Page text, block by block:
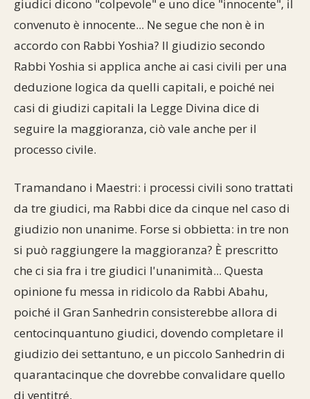
giudici dicono "colpevole" e uno dice "innocente", il
convenuto è innocente... Ne segue che non è in
accordo con Rabbi Yoshia? Il giudizio secondo
Rabbi Yoshia si applica anche ai casi civili per una
deduzione logica da quelli capitali, e poiché nei
casi di giudizi capitali la Legge Divina dice di
seguire la maggioranza, ciò vale anche per il
processo civile.
Tramandano i Maestri: i processi civili sono trattati
da tre giudici, ma Rabbi dice da cinque nel caso di
giudizio non unanime. Forse si obbietta: in tre non
si può raggiungere la maggioranza? È prescritto
che ci sia fra i tre giudici l'unanimità... Questa
opinione fu messa in ridicolo da Rabbi Abahu,
poiché il Gran Sanhedrin consisterebbe allora di
centocinquantuno giudici, dovendo completare il
giudizio dei settantuno, e un piccolo Sanhedrin di
quarantacinque che dovrebbe convalidare quello
di ventitré.